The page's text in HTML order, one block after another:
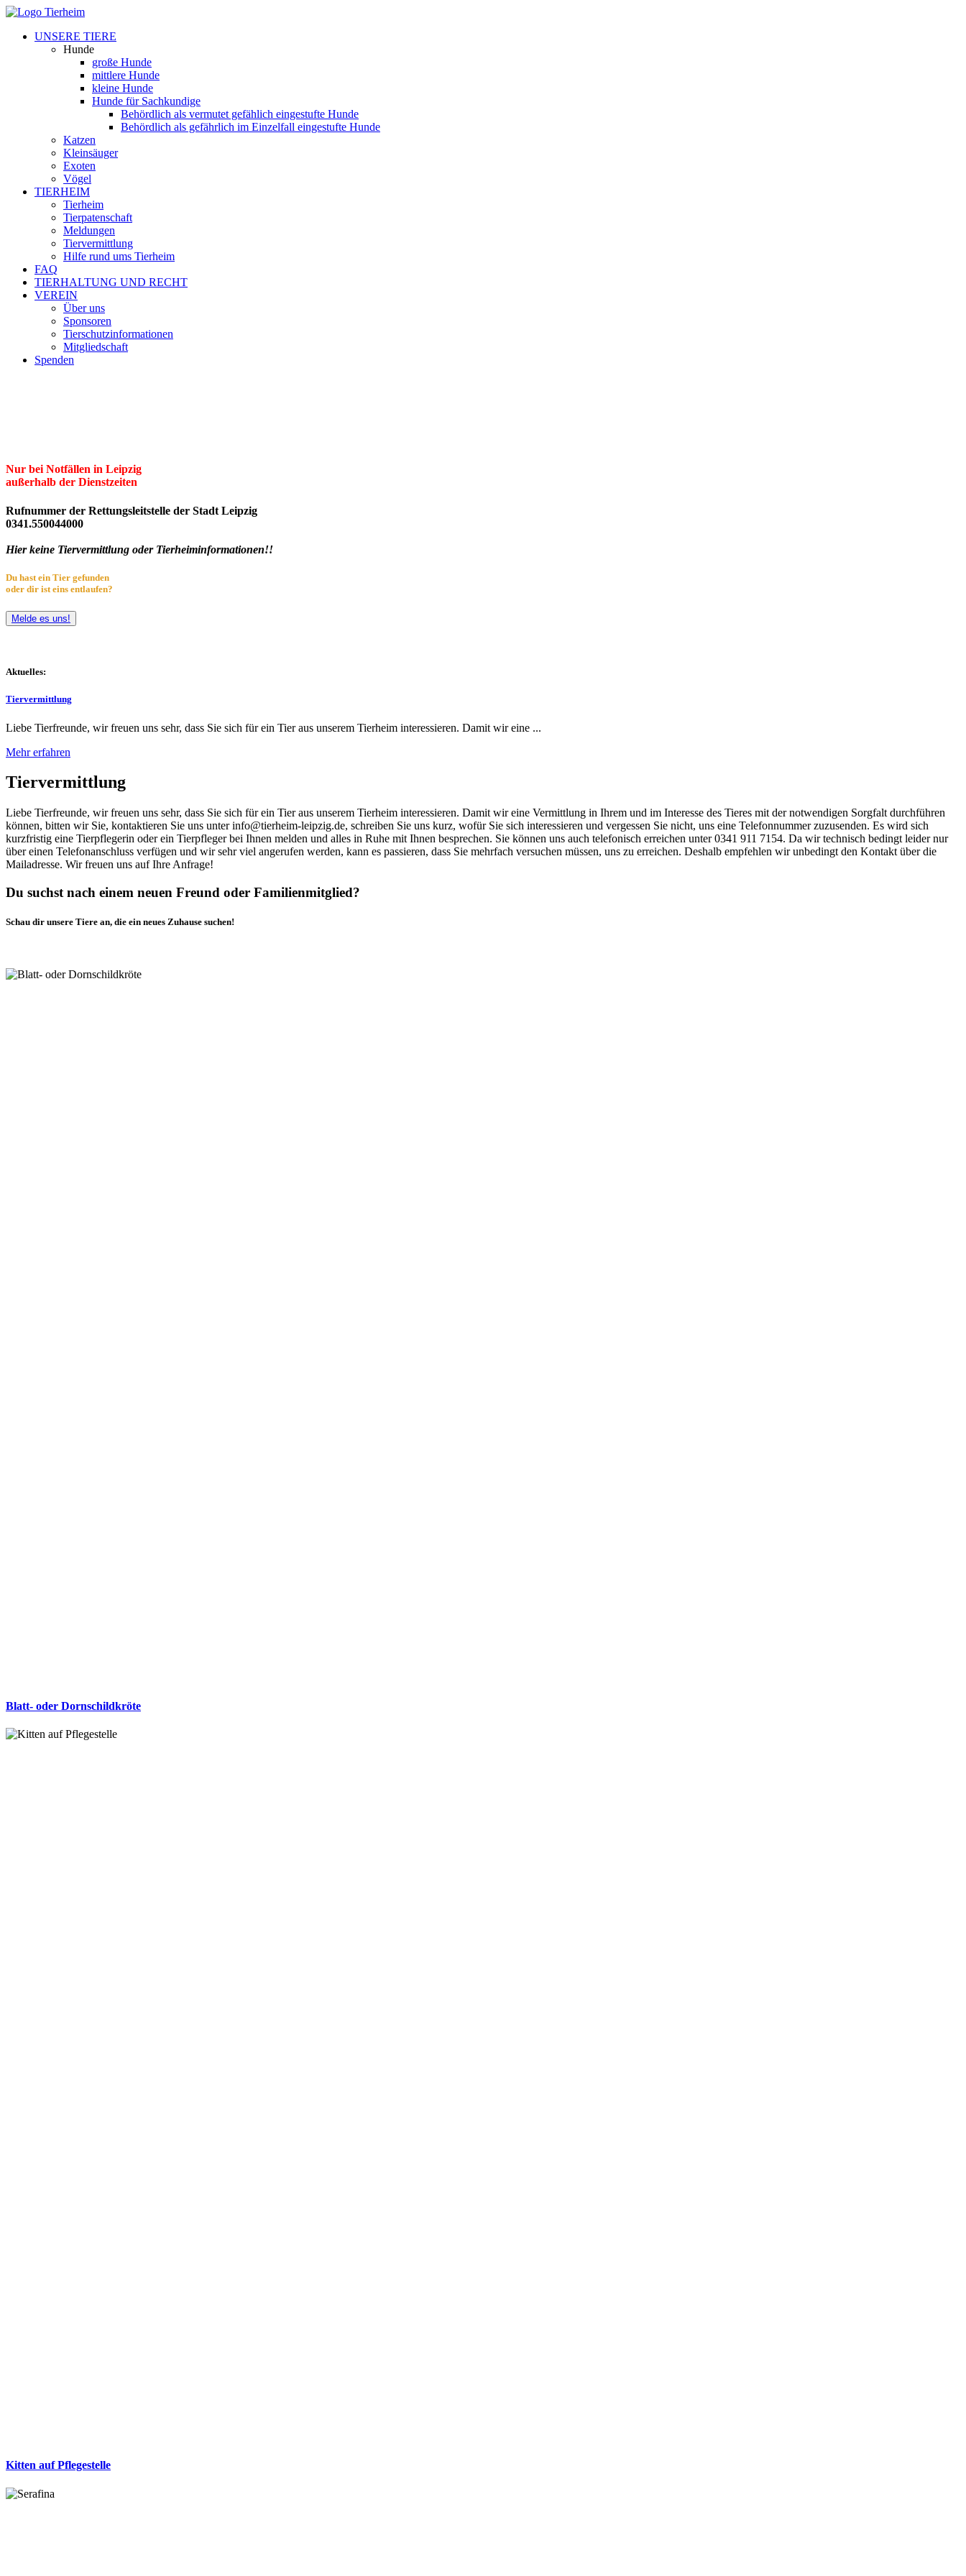
UNSERE TIERE
Hunde
große Hunde
mittlere Hunde
kleine Hunde
Hunde für Sachkundige
Behördlich als vermutet gefählich eingestufte Hunde
Behördlich als gefährlich im Einzelfall eingestufte Hunde
Katzen
Kleinsäuger
Exoten
Vögel
TIERHEIM
Tierheim
Tierpatenschaft
Meldungen
Tiervermittlung
Hilfe rund ums Tierheim
FAQ
TIERHALTUNG UND RECHT
VEREIN
Über uns
Sponsoren
Tierschutzinformationen
Mitgliedschaft
Spenden
Nur bei Notfällen in Leipzig
außerhalb der Dienstzeiten
Rufnummer der Rettungsleitstelle der Stadt Leipzig
0341.550044000
Hier keine Tiervermittlung oder Tierheiminformationen!!
Du hast ein Tier gefunden
oder dir ist eins entlaufen?
Melde es uns!
Aktuelles:
Tiervermittlung
Liebe Tierfreunde, wir freuen uns sehr, dass Sie sich für ein Tier aus unserem Tierheim interessieren. Damit wir eine ...
Mehr erfahren
Tiervermittlung
Liebe Tierfreunde, wir freuen uns sehr, dass Sie sich für ein Tier aus unserem Tierheim interessieren. Damit wir eine Vermittlung in Ihrem und im Interesse des Tieres mit der notwendigen Sorgfalt durchführen
können, bitten wir Sie, kontaktieren Sie uns unter info@tierheim-leipzig.de, schreiben Sie uns kurz, wofür Sie sich interessieren und vergessen Sie nicht, uns eine Telefonnummer zuzusenden. Es wird sich
kurzfristig eine Tierpflegerin oder ein Tierpfleger bei Ihnen melden und alles in Ruhe mit Ihnen besprechen. Sie können uns auch telefonisch erreichen unter 0341 911 7154. Da wir technisch bedingt leider nur
über einen Telefonanschluss verfügen und wir sehr viel angerufen werden, kann es passieren, dass Sie mehrfach versuchen müssen, uns zu erreichen. Deshalb empfehlen wir unbedingt den Kontakt über die
Mailadresse. Wir freuen uns auf Ihre Anfrage!
Du suchst nach einem neuen Freund oder Familienmitglied?
Schau dir unsere Tiere an, die ein neues Zuhause suchen!
Blatt- oder Dornschildkröte
Kitten auf Pflegestelle